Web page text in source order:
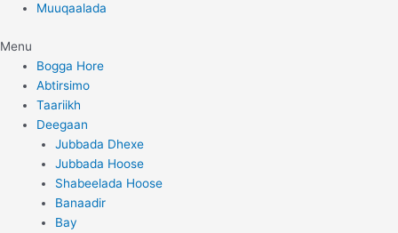
Muuqaalada
Menu
Bogga Hore
Abtirsimo
Taariikh
Deegaan
Jubbada Dhexe
Jubbada Hoose
Shabeelada Hoose
Banaadir
Bay